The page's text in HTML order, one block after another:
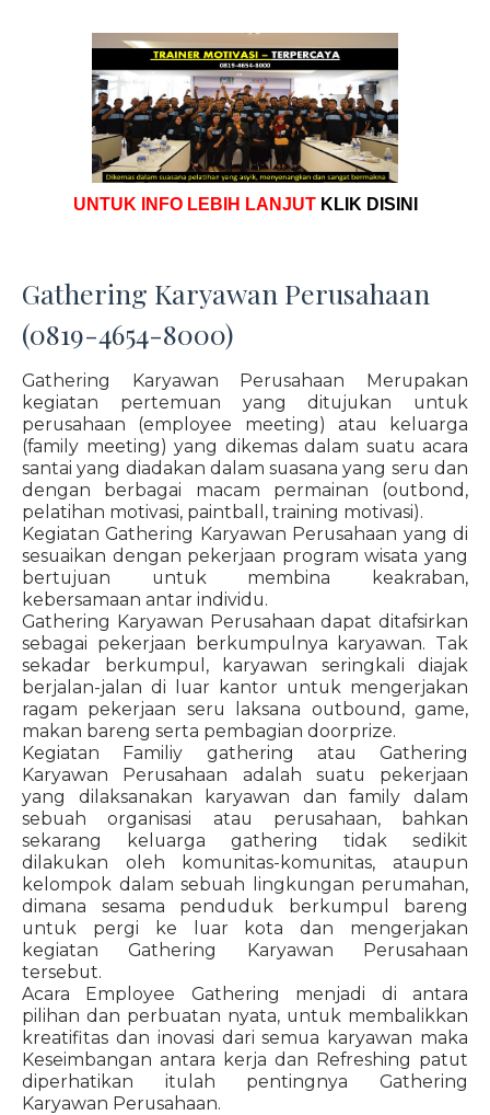
UNTUK INFO LEBIH LANJUT KLIK DISINI
Gathering Karyawan Perusahaan
(0819-4654-8000)
Gathering Karyawan Perusahaan Merupakan
kegiatan pertemuan yang ditujukan untuk
perusahaan (employee meeting) atau keluarga
(family meeting) yang dikemas dalam suatu acara
santai yang diadakan dalam suasana yang seru dan
dengan berbagai macam permainan (outbond,
pelatihan motivasi, paintball, training motivasi).
Kegiatan Gathering Karyawan Perusahaan yang di
sesuaikan dengan pekerjaan program wisata yang
bertujuan untuk membina keakraban,
kebersamaan antar individu.
Gathering Karyawan Perusahaan dapat ditafsirkan
sebagai pekerjaan berkumpulnya karyawan. Tak
sekadar berkumpul, karyawan seringkali diajak
berjalan-jalan di luar kantor untuk mengerjakan
ragam pekerjaan seru laksana outbound, game,
makan bareng serta pembagian doorprize.
Kegiatan Familiy gathering atau Gathering
Karyawan Perusahaan adalah suatu pekerjaan
yang dilaksanakan karyawan dan family dalam
sebuah organisasi atau perusahaan, bahkan
sekarang keluarga gathering tidak sedikit
dilakukan oleh komunitas-komunitas, ataupun
kelompok dalam sebuah lingkungan perumahan,
dimana sesama penduduk berkumpul bareng
untuk pergi ke luar kota dan mengerjakan
kegiatan Gathering Karyawan Perusahaan
tersebut.
Acara Employee Gathering menjadi di antara
pilihan dan perbuatan nyata, untuk membalikkan
kreatifitas dan inovasi dari semua karyawan maka
Keseimbangan antara kerja dan Refreshing patut
diperhatikan itulah pentingnya Gathering
Karyawan Perusahaan.